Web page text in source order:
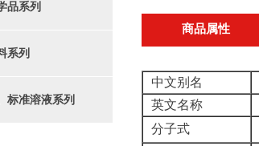
品系列
系列
标准溶液系列
商品属性
中文别名
英文名称
分子式